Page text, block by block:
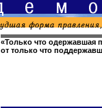
«Только что одержавшая
от только что